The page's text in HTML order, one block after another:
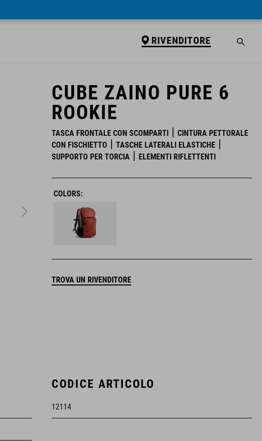
RIVENDITORE
CUBE ZAINO PURE 6
ROOKIE
TASCA FRONTALE CON SCOMPARTI
CINTURA PETTORALE
CON FISCHIETTO
TASCHE LATERALI ELASTICHE
SUPPORTO PER TORCIA
ELEMENTI RIFLETTENTI
COLORS:
TROVA UN RIVENDITORE
CODICE ARTICOLO
12114